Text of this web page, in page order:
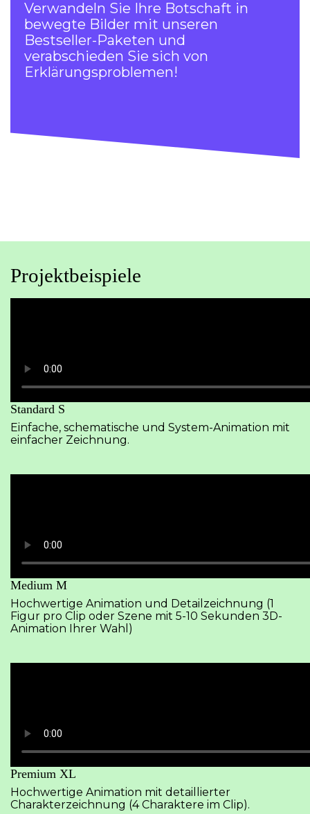
Verwandeln Sie Ihre Botschaft in
bewegte Bilder mit unseren
Bestseller-Paketen und
verabschieden Sie sich von
Erklärungsproblemen!
Projektbeispiele
Standard S
Einfache, schematische und System-Animation mit
einfacher Zeichnung.
Medium M
Hochwertige Animation und Detailzeichnung (1
Figur pro Clip oder Szene mit 5-10 Sekunden 3D-
Animation Ihrer Wahl)
Premium XL
Hochwertige Animation mit detaillierter
Charakterzeichnung (4 Charaktere im Clip).